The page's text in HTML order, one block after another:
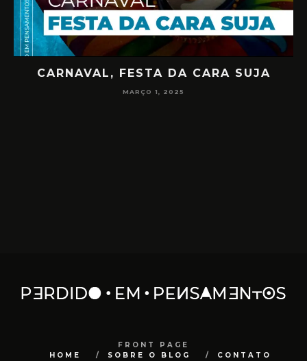
CARNAVAL, FESTA DA CARA SUJA
MARÇO 1, 2025
FRONT PAGE
HOME
SOBRE O BLOG CONTATO